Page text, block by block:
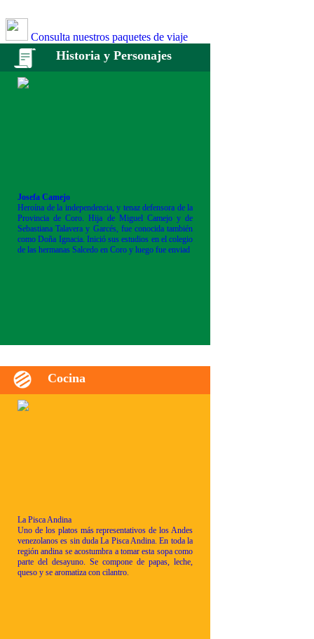
Consulta nuestros paquetes de viaje
Historia y Personajes
Josefa Camejo
Heroína de la independencia, y tenaz defensora de la
Provincia de Coro. Hija de Miguel Camejo y de
Sebastiana Talavera y Garcés, fue conocida también
como Doña Ignacia. Inició sus estudios en el colegio
de las hermanas Salcedo en Coro y luego fue enviad
Cocina
La Pisca Andina
Uno de los platos más representativos de los Andes
venezolanos es sin duda La Pisca Andina. En toda la
región andina se acostumbra a tomar esta sopa como
parte del desayuno. Se compone de papas, leche,
queso y se aromatiza con cilantro.